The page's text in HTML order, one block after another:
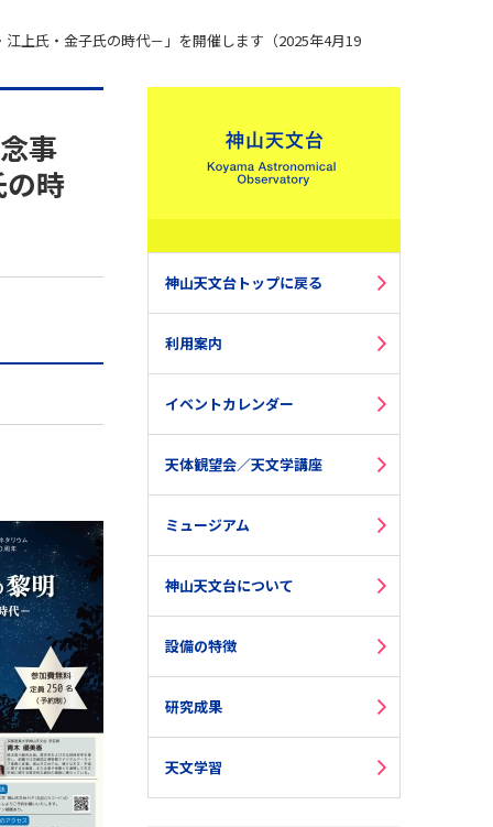
上氏・金子氏の時代－」を開催します（2025年4月19
事
時
神山天文台トップに戻る
利用案内
イベントカレンダー
天体観望会／天文学講座
ミュージアム
神山天文台について
設備の特徴
研究成果
天文学習